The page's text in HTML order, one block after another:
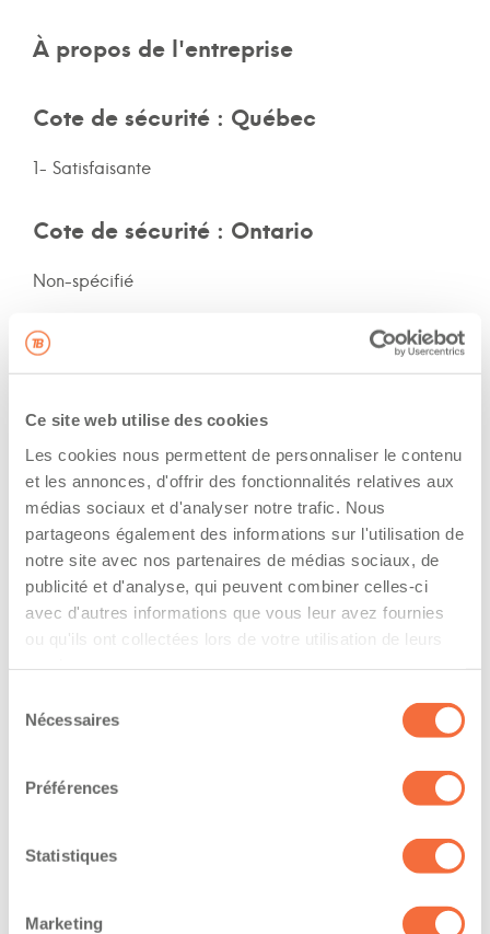
Ce site web utilise des cookies
Les cookies nous permettent de personnaliser le contenu
et les annonces, d'offrir des fonctionnalités relatives aux
médias sociaux et d'analyser notre trafic. Nous
partageons également des informations sur l'utilisation de
notre site avec nos partenaires de médias sociaux, de
publicité et d'analyse, qui peuvent combiner celles-ci
avec d'autres informations que vous leur avez fournies
ou qu'ils ont collectées lors de votre utilisation de leurs
Nécessaires
Préférences
Statistiques
Marketing
À propos de l'entreprise
Cote de sécurité : Québec
1- Satisfaisante
Cote de sécurité : Ontario
Non-spécifié
Cote de sécurité: autres provinces
Assurances et immatriculation
Possède ses propres assurances
Veux adhérer aux assurances de la flotte de
l’entreprise
The driver hold a driving licence from:
quebec
Diplômes et certifications
The owner-operator has the ability to